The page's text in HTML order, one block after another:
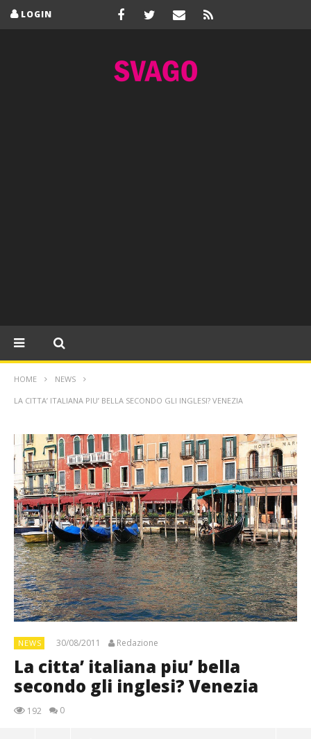
LOGIN
HOME NEWS
LA CITTA’ ITALIANA PIU’ BELLA SECONDO GLI INGLESI? VENEZIA
NEWS 30/08/2011 Redazione
La citta’ italiana piu’ bella
secondo gli inglesi? Venezia
192 0